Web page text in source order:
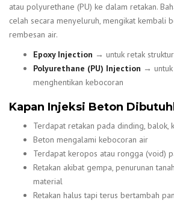
atau polyurethane (PU) ke dalam retakan.
celah secara menyeluruh, mengikat kembali
rembesan air.
Epoxy Injection → untuk retak
Polyurethane (PU) Injection →
menghentikan kebocoran
Kapan Injeksi Beton
Terdapat retakan pada dinding, balok,
Beton mengalami kebocoran air
Terdapat keropos atau rongga (void)
Retakan akibat gempa, penurunan
material
Retakan halus tapi terus bertambah